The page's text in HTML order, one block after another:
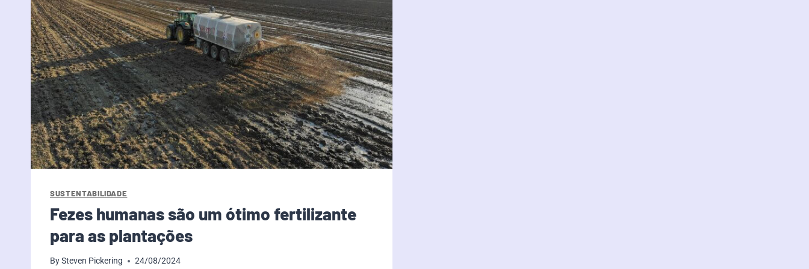
SUSTENTABILIDADE
Fezes humanas são um ótimo fertilizante
para as plantações
BySteven Pickering 24/08/2024